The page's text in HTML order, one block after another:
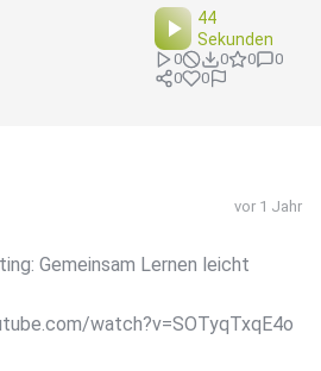
44
Sekunden
0 0 0
0
0
0
vor 1 Jahr
Gemeinsam Lernen leicht
watch?v=SOTyqTxqE4o